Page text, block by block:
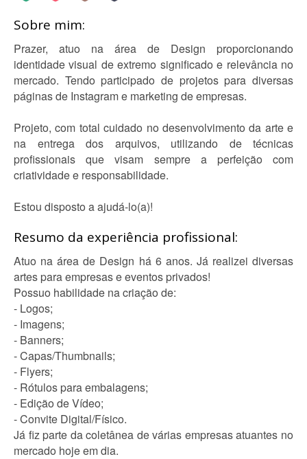
Sobre mim:
Prazer, atuo na área de Design proporcionando
identidade visual de extremo significado e relevância no
mercado. Tendo participado de projetos para diversas
páginas de Instagram e marketing de empresas.
Projeto, com total cuidado no desenvolvimento da arte e
na entrega dos arquivos, utilizando de técnicas
profissionais que visam sempre a perfeição com
criatividade e responsabilidade.
Estou disposto a ajudá-lo(a)!
Resumo da experiência profissional:
Atuo na área de Design há 6 anos. Já realizei diversas
artes para empresas e eventos privados!
Possuo habilidade na criação de:
- Logos;
- Imagens;
- Banners;
- Capas/Thumbnails;
- Flyers;
- Rótulos para embalagens;
- Edição de Vídeo;
- Convite Digital/Físico.
Já fiz parte da coletânea de várias empresas atuantes no
mercado hoje em dia.